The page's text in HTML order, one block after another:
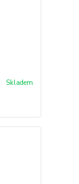
Skladem